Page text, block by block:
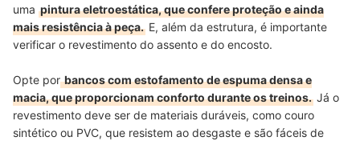
uma pintura eletroestática, que confere proteção e ainda
mais resistência à peça. E, além da estrutura, é importante
verificar o revestimento do assento e do encosto.
Opte porbancos com estofamento de espuma densa e
macia, que proporcionam conforto durante os treinos. Já o
revestimento deve ser de materiais duráveis, como couro
sintético ou PVC, que resistem ao desgaste e são fáceis de